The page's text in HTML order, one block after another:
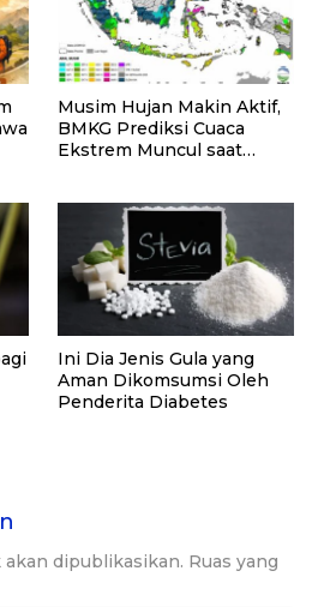
Musim Hujan Makin Aktif,
BMKG Prediksi Cuaca
Ekstrem Muncul saat
Ini Dia Jenis Gula yang
Aman Dikomsumsi Oleh
Penderita Diabetes
dipublikasikan. Ruas yang